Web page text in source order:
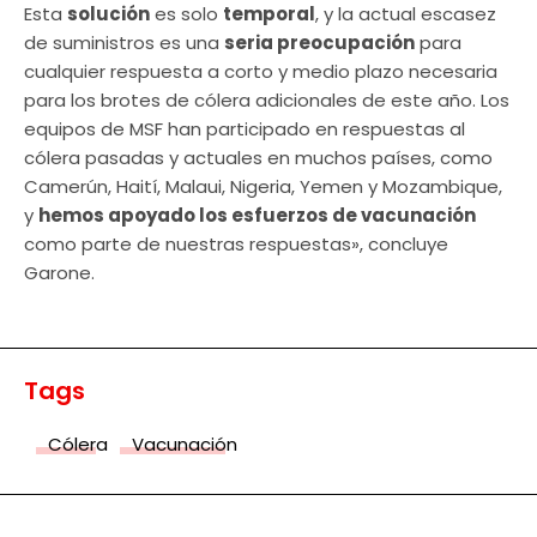
Esta soluciónes solo temporal, y la actual escasez
de suministros es una seria preocupaciónpara
cualquier respuesta a corto y medio plazo necesaria
para los brotes de cólera adicionales de este año. Los
equipos de MSF han participado en respuestas al
cólera pasadas y actuales en muchos países, como
Camerún, Haití, Malaui, Nigeria, Yemen y Mozambique,
y hemos apoyado los esfuerzos de vacunación
como parte de nuestras respuestas», concluye
Garone.
Tags
Cólera Vacunación